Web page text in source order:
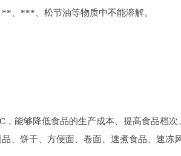
、***、松节油等物质中不能溶解。
够降低食品的生产成本、提高食品档次
、饼干、方便面、卷面、速煮食品、速